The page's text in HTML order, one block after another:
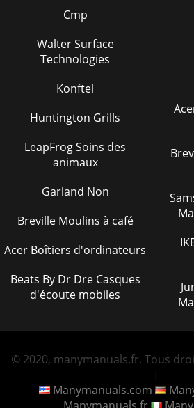
Cmp
Walter Surface
Technologies
Konftel
Huntington Grills
LeapFrog Soins des
animaux
Garland Non
Breville Moulins à café
Acer Boîtiers d'ordinateurs
Beats By Dr Dre Casques
d'écoute mobiles
Acer V193WL
Breville
Samsung
IKEA OVN
© 2020, manymanuals.fr. Tous
|
Manymanuals.com